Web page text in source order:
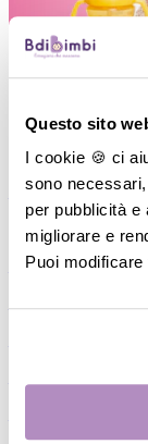
Questo sito
I cookie 🍪 ci
sono
per pubblicità e
migliorare e
Puoi
Mdi Mamma
―Cosmesi
―Coppetta/
―Fasce Pre/Post
Slip a rete/